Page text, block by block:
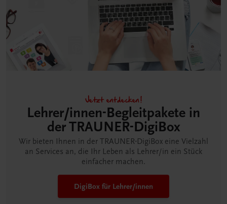
Jetzt entdecken!
Lehrer/innen-Begleitpakete in
der TRAUNER-DigiBox
Wir bieten Ihnen in der TRAUNER-DigiBox eine Vielzahl
an Services an, die Ihr Leben als Lehrer/in ein Stück
einfacher machen.
DigiBox für Lehrer/innen